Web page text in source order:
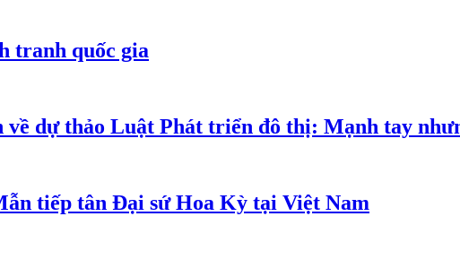
tranh quốc gia
về dự thảo Luật Phát triển đô thị: Mạnh tay
tiếp tân Đại sứ Hoa Kỳ tại Việt Nam